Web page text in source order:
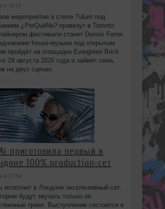
в 18:24
мероприятие в стиле Tulum под
¿PorQuéNo? привезут в Toronto:
фестиваля станет Dennis Ferrer.
house-музыки под открытым
пройдёт на площадке Evergreen Brick
29 августа 2026 года и займёт семь
на двух сценах.
приготовила первый в
100% production‑сет
в 17:54
исполнит в Лондоне эксклюзивный сет,
будут звучать только её
треки. Выступление состоится в